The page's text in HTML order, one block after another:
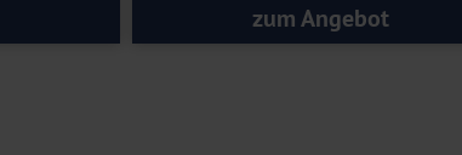
zum Angebot